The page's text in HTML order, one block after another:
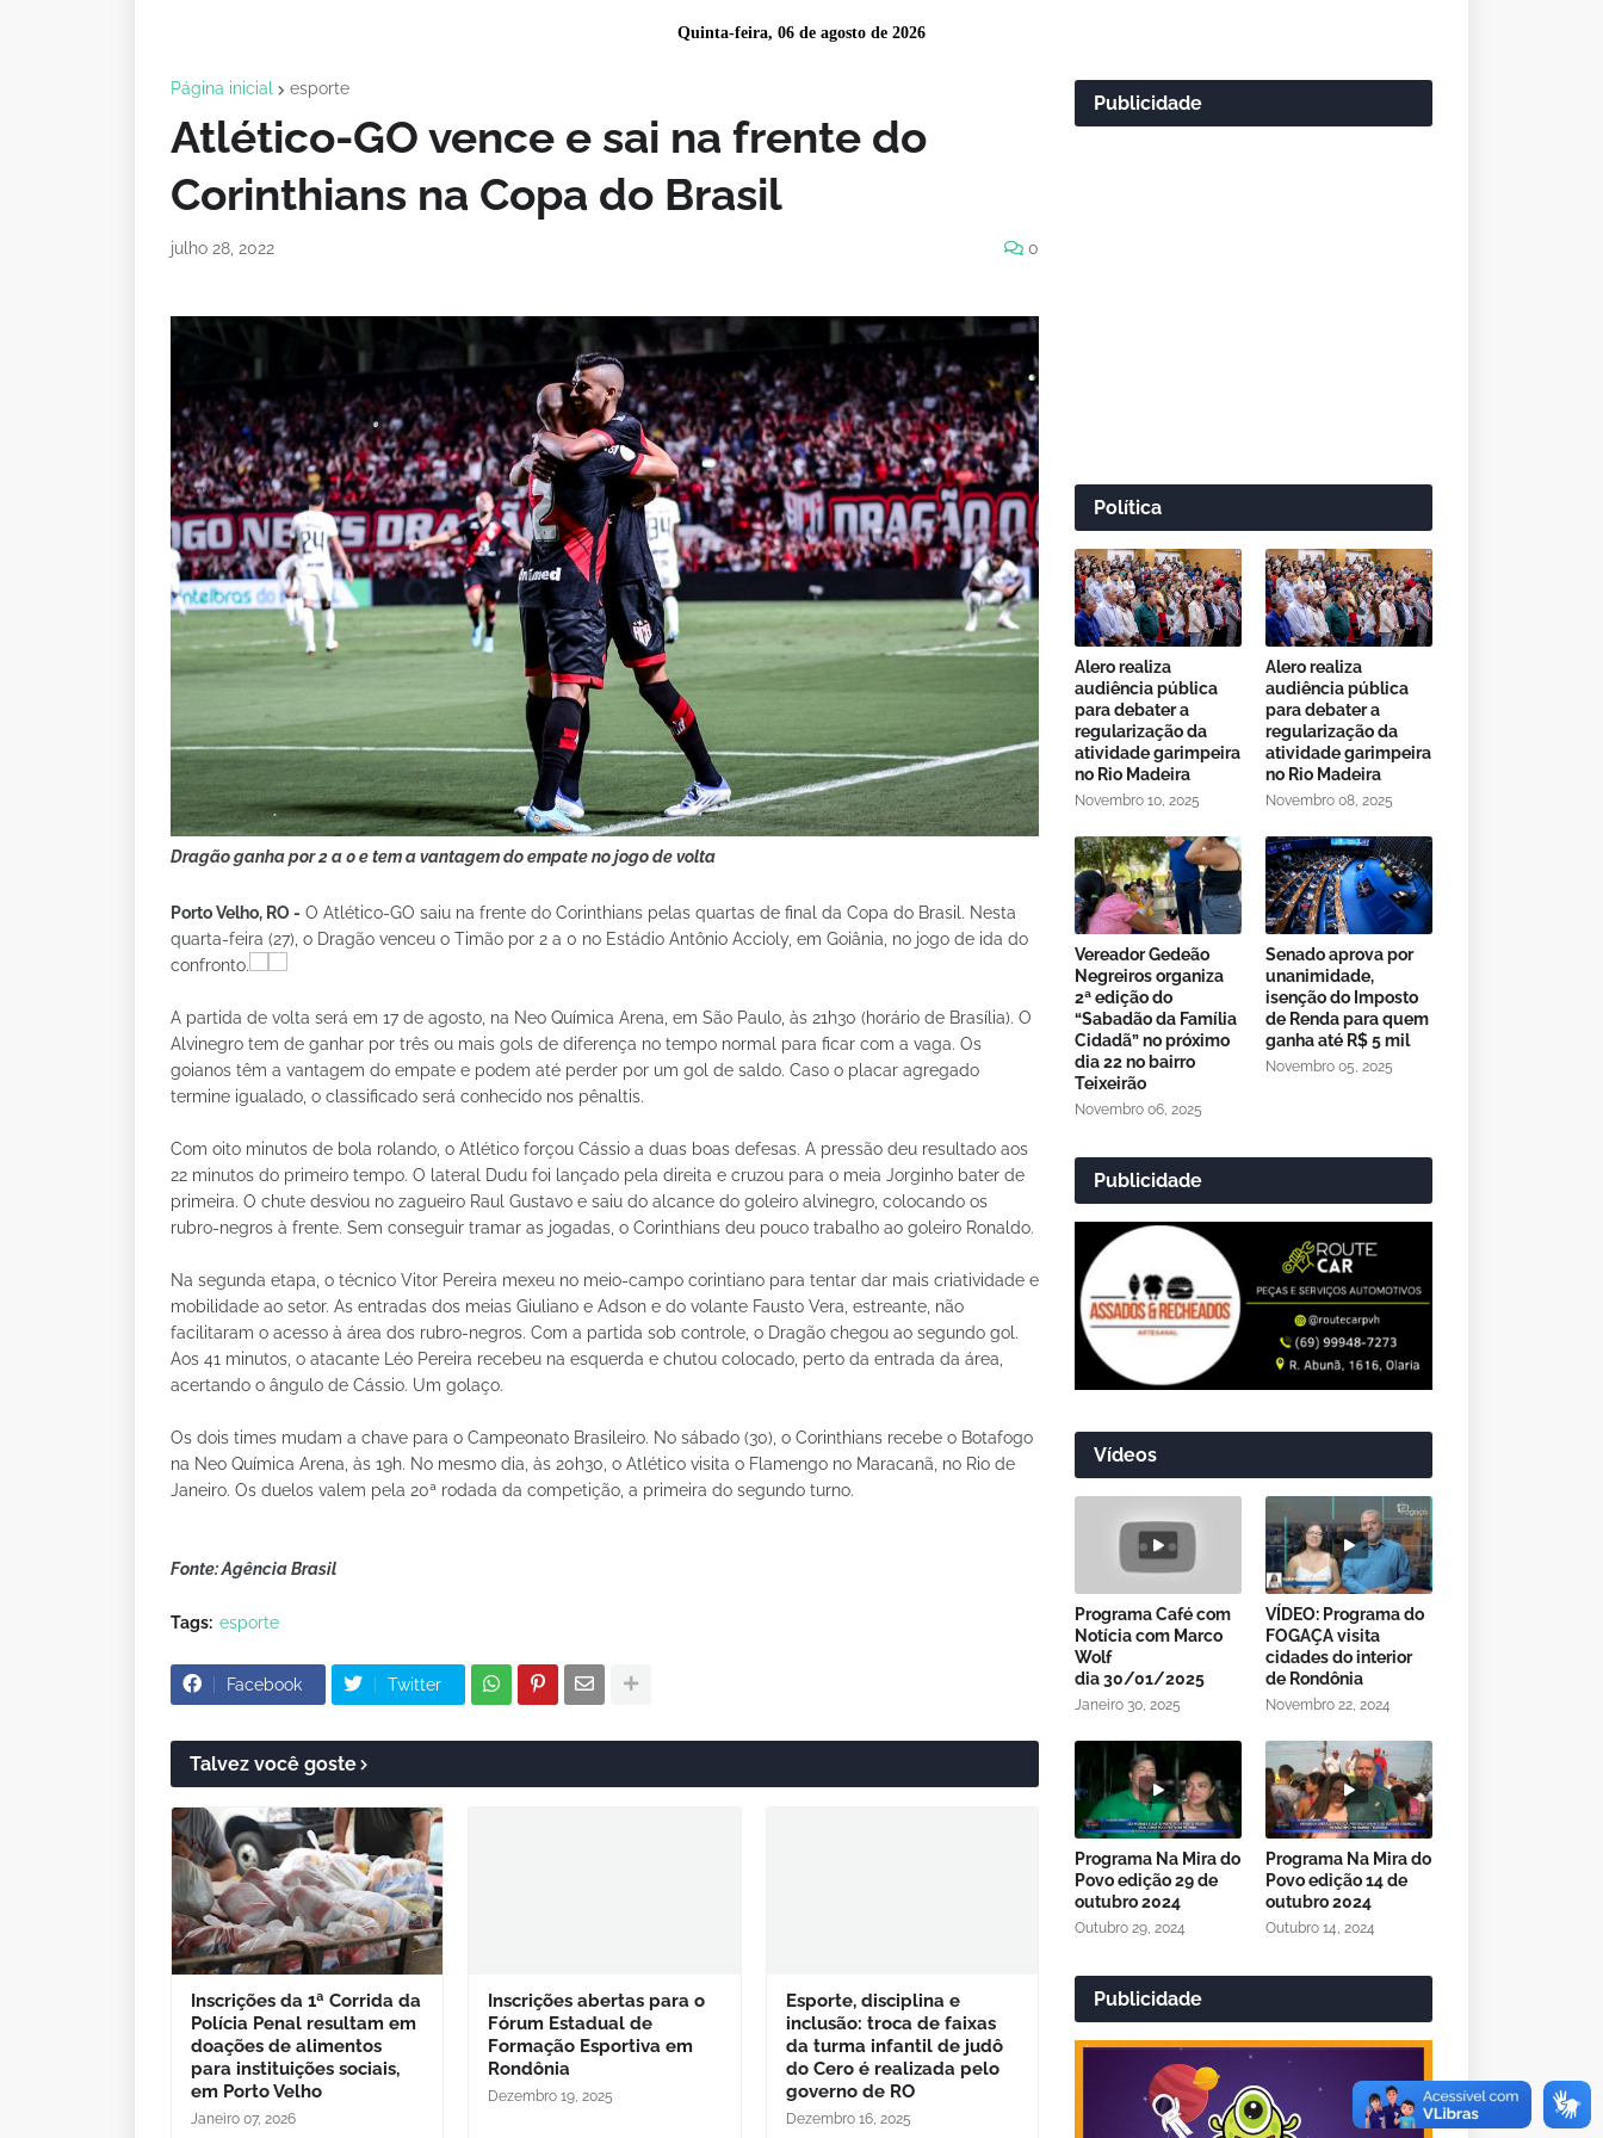
Quinta-feira, 06 de agosto de 2026
Página inicial esporte
Atlético-GO vence e sai na frente do
Corinthians na Copa do Brasil
julho 28, 2022 0
Dragão ganha por 2 a 0 e tem a vantagem do empate no jogo de volta
Porto Velho, RO - O Atlético-GO saiu na frente do Corinthians pelas quartas de final da Copa do Brasil. Nesta
quarta-feira (27), o Dragão venceu o Timão por 2 a 0 no Estádio Antônio Accioly, em Goiânia, no jogo de ida do
confronto.
A partida de volta será em 17 de agosto, na Neo Química Arena, em São Paulo, às 21h30 (horário de Brasília). O
Alvinegro tem de ganhar por três ou mais gols de diferença no tempo normal para ficar com a vaga. Os
goianos têm a vantagem do empate e podem até perder por um gol de saldo. Caso o placar agregado
termine igualado, o classificado será conhecido nos pênaltis.
Com oito minutos de bola rolando, o Atlético forçou Cássio a duas boas defesas. A pressão deu resultado aos
22 minutos do primeiro tempo. O lateral Dudu foi lançado pela direita e cruzou para o meia Jorginho bater de
primeira. O chute desviou no zagueiro Raul Gustavo e saiu do alcance do goleiro alvinegro, colocando os
rubro-negros à frente. Sem conseguir tramar as jogadas, o Corinthians deu pouco trabalho ao goleiro Ronaldo.
Na segunda etapa, o técnico Vitor Pereira mexeu no meio-campo corintiano para tentar dar mais criatividade e
mobilidade ao setor. As entradas dos meias Giuliano e Adson e do volante Fausto Vera, estreante, não
facilitaram o acesso à área dos rubro-negros. Com a partida sob controle, o Dragão chegou ao segundo gol.
Aos 41 minutos, o atacante Léo Pereira recebeu na esquerda e chutou colocado, perto da entrada da área,
acertando o ângulo de Cássio. Um golaço.
Os dois times mudam a chave para o Campeonato Brasileiro. No sábado (30), o Corinthians recebe o Botafogo
na Neo Química Arena, às 19h. No mesmo dia, às 20h30, o Atlético visita o Flamengo no Maracanã, no Rio de
Janeiro. Os duelos valem pela 20ª rodada da competição, a primeira do segundo turno.
Fonte: Agência Brasil
Tags: esporte
Facebook Twitter
Talvez você goste
Inscrições da 1ª Corrida da
Polícia Penal resultam em
doações de alimentos
para instituições sociais,
em Porto Velho
Janeiro 07, 2026
Inscrições abertas para o
Fórum Estadual de
Formação Esportiva em
Rondônia
Dezembro 19, 2025
Esporte, disciplina e
inclusão: troca de faixas
da turma infantil de judô
do Cero é realizada pelo
governo de RO
Dezembro 16, 2025
Publicidade
Política
Alero realiza
audiência pública
para debater a
regularização da
atividade garimpeira
no Rio Madeira
Novembro 10, 2025
Alero realiza
audiência pública
para debater a
regularização da
atividade garimpeira
no Rio Madeira
Novembro 08, 2025
Vereador Gedeão
Negreiros organiza
2ª edição do
“Sabadão da Família
Cidadã” no próximo
dia 22 no bairro
Teixeirão
Novembro 06, 2025
Senado aprova por
unanimidade,
isenção do Imposto
de Renda para quem
ganha até R$ 5 mil
Novembro 05, 2025
Publicidade
Vídeos
Programa Café com
Notícia com Marco
Wolf
dia 30/01/2025
Janeiro 30, 2025
VÍDEO: Programa do
FOGAÇA visita
cidades do interior
de Rondônia
Novembro 22, 2024
Programa Na Mira do
Povo edição 29 de
outubro 2024
Outubro 29, 2024
Programa Na Mira do
Povo edição 14 de
outubro 2024
Outubro 14, 2024
Publicidade